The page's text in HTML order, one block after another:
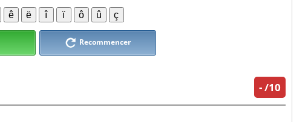
Recommencer
-/10